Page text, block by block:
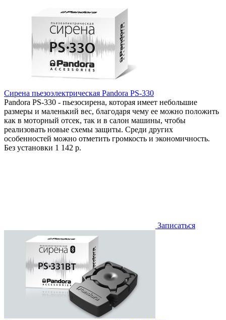
Сирена пьезоэлектрическая Pandora PS-330
Pandora PS-330 - пьезосирена, которая имеет небольшие
размеры и маленький вес, благодаря чему ее можно положить
как в моторный отсек, так и в салон машины, чтобы
реализовать новые схемы защиты. Среди других
особенностей можно отметить громкость и экономичность.
Без установки 1 142 р.
Записаться